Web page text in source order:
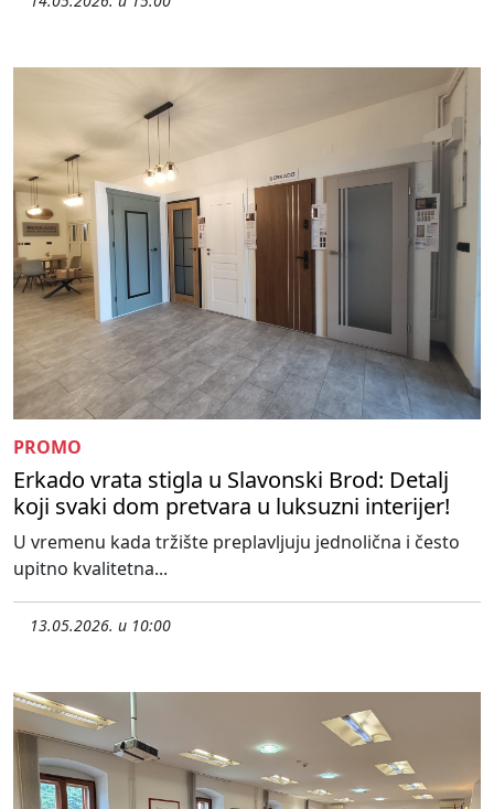
PROMO
Erkado vrata stigla u Slavonski Brod: Detalj
koji svaki dom pretvara u luksuzni interijer!
U vremenu kada tržište preplavljuju jednolična i često
upitno kvalitetna...
13.05.2026. u 10:00